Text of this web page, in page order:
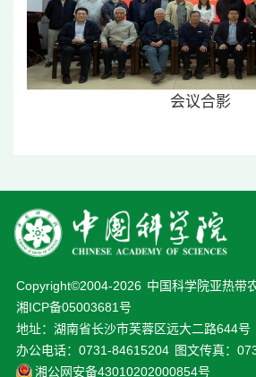
会议合影
Copyright©2004-2026 中国科学院亚热带
湘ICP备05003681号
地址：湖南省长沙市芙蓉区远大二路644号
办公电话：0731-84615204 图文传真：
湘公网安备43010202000854号